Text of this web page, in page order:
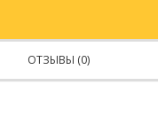
ОТЗЫВЫ (0)